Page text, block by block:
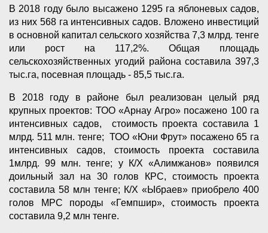
В 2018 году было высажено 1295 га яблоневых садов,
из них 568 га интенсивных садов. Вложено инвестиций
в основной капитал сельского хозяйства 7,3 млрд. тенге
или рост на 117,2%. Общая площадь
сельскохозяйственных угодий района составила 397,3
тыс.га, посевная площадь - 85,5 тыс.га.
В 2018 году в районе был реализован целый ряд
крупных проектов: ТОО «Арнау Агро» посажено 100 га
интенсивных садов, стоимость проекта составила 1
млрд. 511 млн. тенге; ТОО «Юни Фрут» посажено 65 га
интенсивных садов, стоимость проекта составила
1млрд. 99 млн. тенге; у К/Х «Алимжанов» появился
доильный зал на 30 голов КРС, стоимость проекта
составила 58 млн тенге; К/Х «Ыбраев» приобрело 400
голов МРС породы «Гемпшир», стоимость проекта
составила 9,2 млн тенге.